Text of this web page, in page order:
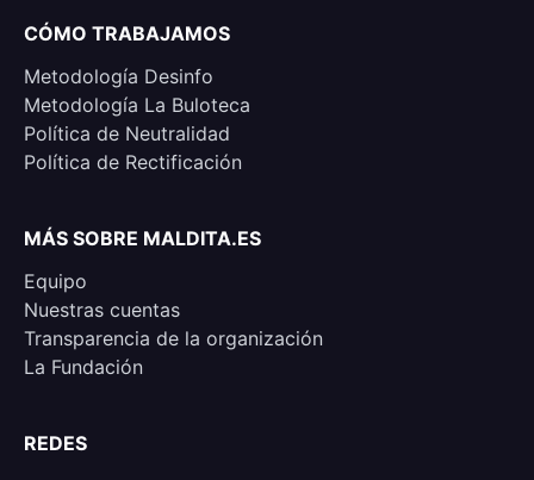
CÓMO TRABAJAMOS
Metodología Desinfo
Metodología La Buloteca
Política de Neutralidad
Política de Rectificación
MÁS SOBRE MALDITA.ES
Equipo
Nuestras cuentas
Transparencia de la organización
La Fundación
REDES